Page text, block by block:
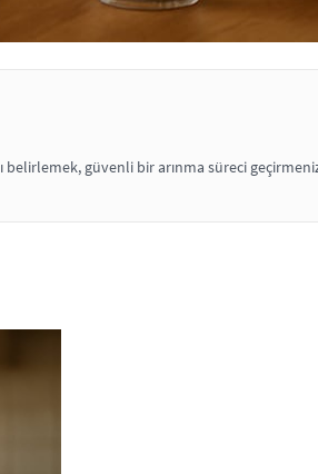
belirlemek, güvenli bir arınma süreci